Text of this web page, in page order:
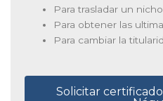
Para trasladar un nicho
Para obtener las
Para cambiar la
Solicitar